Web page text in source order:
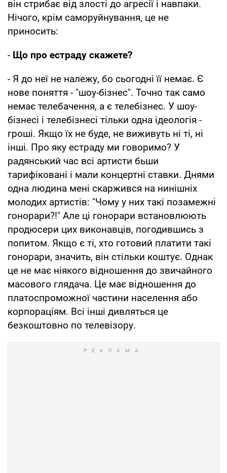
він стрибає від злості до агресії і навпаки.
Нічого, крім саморуйнування, це не
приносить:
- Що про естраду скажете?
- Я до неї не належу, бо сьогодні її немає. Є
нове поняття - "шоу-бізнес". Точно так само
немає телебачення, а є телебізнес. У шоу-
бізнесі і телебізнесі тільки одна ідеологія -
гроші. Якщо їх не буде, не виживуть ні ті, ні
інші. Про яку естраду ми говоримо? У
радянський час всі артисти бьши
тарифіковані і мали концертні ставки. Днями
одна людина мені скаржився на нинішніх
молодих артистів: "Чому у них такі позамежні
гонорари?!" Але ці гонорари встановлюють
продюсери цих виконавців, погодившись з
попитом. Якщо є ті, хто готовий платити такі
гонорари, значить, він стільки коштує. Однак
це не має ніякого відношення до звичайного
масового глядача. Це має відношення до
платоспроможної частини населення або
корпораціям. Всі інші дивляться це
безкоштовно по телевізору.